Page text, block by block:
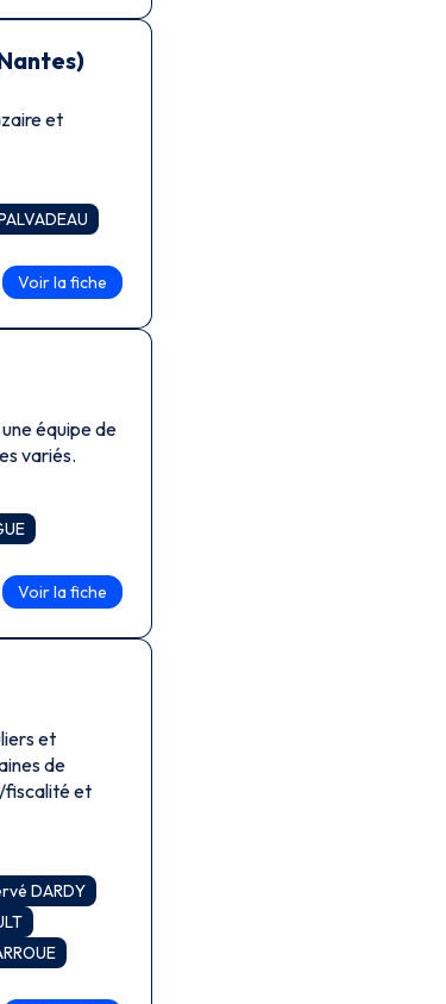
et
Voir la fiche
équipe de
variés.
Voir la fiche
et
de
fiscalité et
DARDY